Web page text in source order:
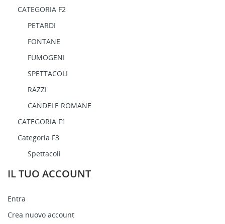
CATEGORIA F2
PETARDI
FONTANE
FUMOGENI
SPETTACOLI
RAZZI
CANDELE ROMANE
CATEGORIA F1
Categoria F3
Spettacoli
IL TUO ACCOUNT
Entra
Crea nuovo account